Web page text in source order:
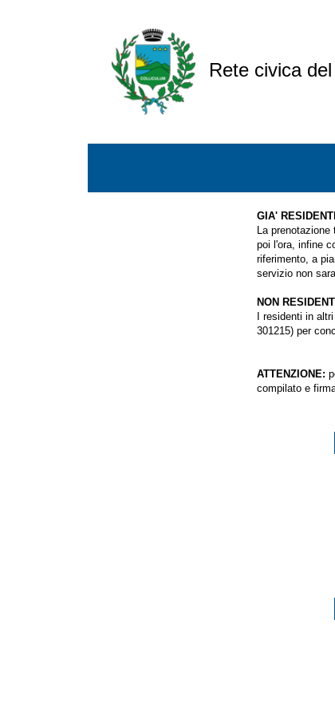
Rete civica
GIA'
La
poi l'ora, infine
riferimento, a
servizio non
NON
I residenti in
301215) per
ATTENZIONE:
compilato e